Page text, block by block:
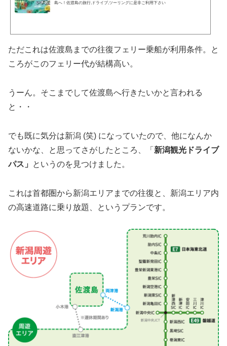
島へ！佐渡島の旅行,ドライブ,ツーリングに是非ご利用下さい
ただこれは佐渡島までの往復フェリー乗船が利用条件。と
ころがこのフェリー代が結構高い。
うーん。そこまでして佐渡島へ行きたいかと言われる
と・・
でも既に気分は新潟 (笑) になっていたので、他になんか
ないかな、と思ってさがしたところ、「 新潟観光ドライブ
パス」
というのを見つけました。
これは首都圏から新潟エリアまでの往復と、新潟エリア内
の高速道路に乗り放題、というプランです。